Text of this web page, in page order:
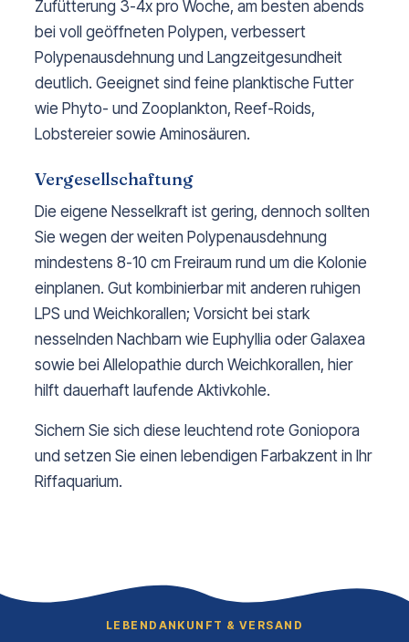
Zufütterung 3-4x pro Woche, am besten abends
bei voll geöffneten Polypen, verbessert
Polypenausdehnung und Langzeitgesundheit
deutlich. Geeignet sind feine planktische Futter
wie Phyto- und Zooplankton, Reef-Roids,
Lobstereier sowie Aminosäuren.
Vergesellschaftung
Die eigene Nesselkraft ist gering, dennoch sollten
Sie wegen der weiten Polypenausdehnung
mindestens 8-10 cm Freiraum rund um die Kolonie
einplanen. Gut kombinierbar mit anderen ruhigen
LPS und Weichkorallen; Vorsicht bei stark
nesselnden Nachbarn wie Euphyllia oder Galaxea
sowie bei Allelopathie durch Weichkorallen, hier
hilft dauerhaft laufende Aktivkohle.
Sichern Sie sich diese leuchtend rote Goniopora
und setzen Sie einen lebendigen Farbakzent in Ihr
Riffaquarium.
LEBENDANKUNFT & VERSAND